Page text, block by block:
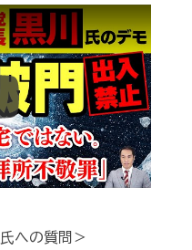
への質問＞